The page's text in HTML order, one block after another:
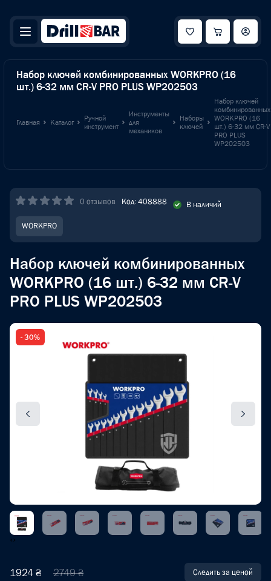
Набор ключей комбинированных WORKPRO (16
шт.) 6-32 мм CR-V PRO PLUS WP202503
Главная Каталог
Ручной
инструмент
Инструменты
для
механиков
Наборы
ключей
Набор ключей
комбинированных
WORKPRO (16
шт.) 6-32 мм CR-V
PRO PLUS
WP202503
0 отзывов Код: 408888 В наличий
WORKPRO
Набор ключей комбинированных
WORKPRO (16 шт.) 6-32 мм CR-V
PRO PLUS WP202503
- 30%
‹›
1924 ₴ 2749 ₴ Следить за ценой